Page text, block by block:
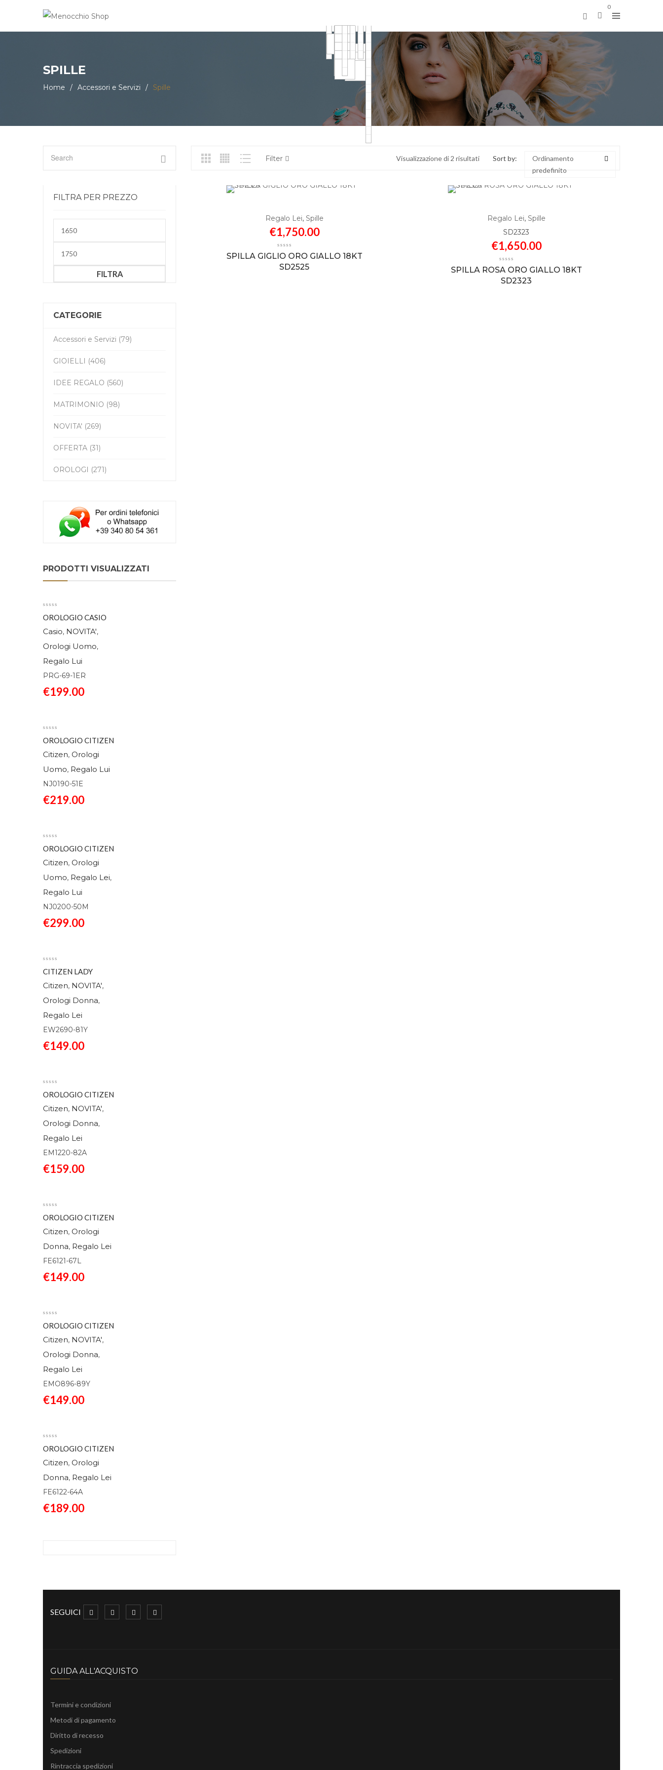
0
SPILLE
Home / Accessori e Servizi / Spille
FILTRA PER PREZZO
Min
Max
FILTRA
CATEGORIE
Accessori e Servizi (79)
GIOIELLI (406)
IDEE REGALO (560)
MATRIMONIO (98)
NOVITA' (269)
OFFERTA (31)
OROLOGI (271)
PRODOTTI VISUALIZZATI
OROLOGIO CASIO
PRO TREK PRG-69-
Casio, NOVITA',
Orologi Uomo,
Regalo Lui
PRG-69-1ER
€199.00
OROLOGIO CITIZEN
AUTOMATICO URBAN
Citizen, Orologi
Uomo, Regalo Lui
NJ0190-51E
€219.00
OROLOGIO CITIZEN
AUTOMATICO
Citizen, Orologi
Uomo, Regalo Lei,
Regalo Lui
NJ0200-50M
€299.00
CITIZEN LADY
EW2690-81Y
Citizen, NOVITA',
Orologi Donna,
Regalo Lei
EW2690-81Y
€149.00
OROLOGIO CITIZEN
LADY EM1220-82A
Citizen, NOVITA',
Orologi Donna,
Regalo Lei
EM1220-82A
€159.00
OROLOGIO CITIZEN
ECO DRIVE ELEGANCE
67L
Citizen, Orologi
Donna, Regalo Lei
FE6121-67L
€149.00
OROLOGIO CITIZEN
CLASSIC EMO896-89Y
Citizen, NOVITA',
Orologi Donna,
Regalo Lei
EMO896-89Y
€149.00
OROLOGIO CITIZEN
LADY CLASSICO
Citizen, Orologi
Donna, Regalo Lei
FE6122-64A
€189.00
Visualizzazione di 2 risultati
Filter Sort by:
Ordinamento
predefinito
SPILLA GIGLIO ORO GIALLO 18KT
SD2525
Regalo Lei, Spille
€1,750.00
SPILLA ROSA ORO GIALLO 18KT
SD2323
Regalo Lei, Spille
SD2323
€1,650.00
SEGUICI
GUIDA ALL'ACQUISTO
Termini e condizioni
Metodi di pagamento
Diritto di recesso
Spedizioni
Rintraccia spedizioni